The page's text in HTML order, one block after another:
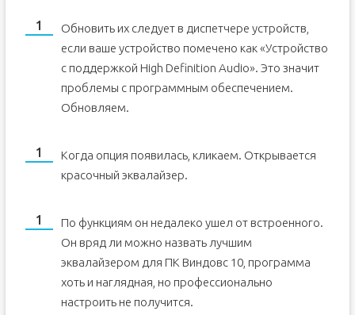
Обновить их следует в диспетчере устройств,
если ваше устройство помечено как «Устройство
с поддержкой High Definition Audio». Это значит
проблемы с программным обеспечением.
Обновляем.
Когда опция появилась, кликаем. Открывается
красочный эквалайзер.
По функциям он недалеко ушел от встроенного.
Он вряд ли можно назвать лучшим
эквалайзером для ПК Виндовс 10, программа
хоть и наглядная, но профессионально
настроить не получится.